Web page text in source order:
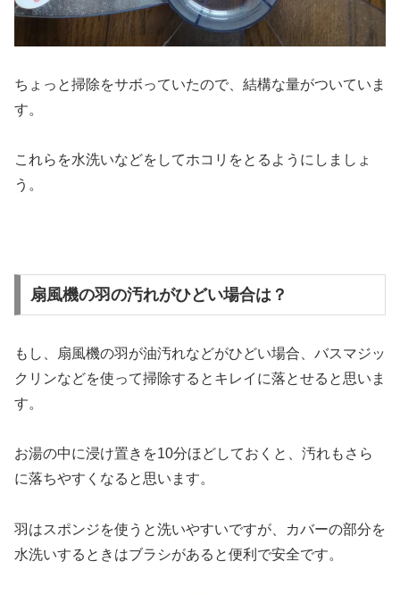
ちょっと掃除をサボっていたので、結構な量がついていま
す。
これらを水洗いなどをしてホコリをとるようにしましょ
う。
扇風機の羽の汚れがひどい場合は？
もし、扇風機の羽が油汚れなどがひどい場合、バスマジッ
クリンなどを使って掃除するとキレイに落とせると思いま
す。
お湯の中に浸け置きを10分ほどしておくと、汚れもさら
に落ちやすくなると思います。
羽はスポンジを使うと洗いやすいですが、カバーの部分を
水洗いするときはブラシがあると便利で安全です。